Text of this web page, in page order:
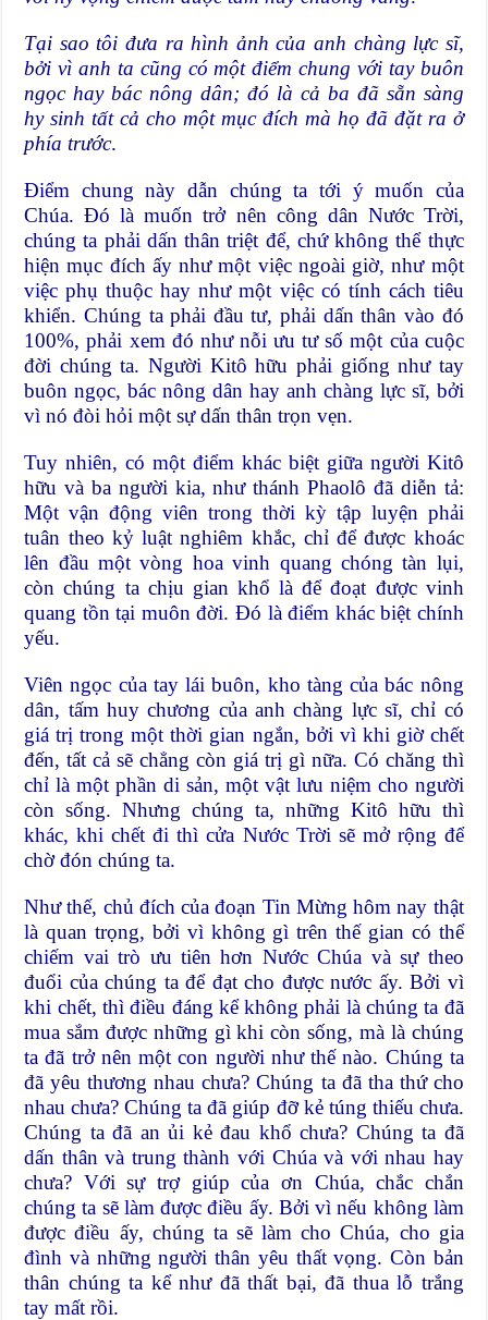
Tại sao tôi đưa ra hình ảnh của anh chàng lực sĩ,
bởi vì anh ta cũng có một điểm chung với tay buôn
ngọc hay bác nông dân; đó là cả ba đã sẵn sàng
hy sinh tất cả cho một mục đích mà họ đã đặt ra ở
phía trước.
Điểm chung này dẫn chúng ta tới ý muốn của
Chúa. Đó là muốn trở nên công dân Nước Trời,
chúng ta phải dấn thân triệt để, chứ không thể thực
hiện mục đích ấy như một việc ngoài giờ, như một
việc phụ thuộc hay như một việc có tính cách tiêu
khiển. Chúng ta phải đầu tư, phải dấn thân vào đó
100%, phải xem đó như nỗi ưu tư số một của cuộc
đời chúng ta. Người Kitô hữu phải giống như tay
buôn ngọc, bác nông dân hay anh chàng lực sĩ, bởi
vì nó đòi hỏi một sự dấn thân trọn vẹn.
Tuy nhiên, có một điểm khác biệt giữa người Kitô
hữu và ba người kia, như thánh Phaolô đã diễn tả:
Một vận động viên trong thời kỳ tập luyện phải
tuân theo kỷ luật nghiêm khắc, chỉ để được khoác
lên đầu một vòng hoa vinh quang chóng tàn lụi,
còn chúng ta chịu gian khổ là để đoạt được vinh
quang tồn tại muôn đời. Đó là điểm khác biệt chính
yếu.
Viên ngọc của tay lái buôn, kho tàng của bác nông
dân, tấm huy chương của anh chàng lực sĩ, chỉ có
giá trị trong một thời gian ngắn, bởi vì khi giờ chết
đến, tất cả sẽ chẳng còn giá trị gì nữa. Có chăng thì
chỉ là một phần di sản, một vật lưu niệm cho người
còn sống. Nhưng chúng ta, những Kitô hữu thì
khác, khi chết đi thì cửa Nước Trời sẽ mở rộng để
chờ đón chúng ta.
Như thế, chủ đích của đoạn Tin Mừng hôm nay thật
là quan trọng, bởi vì không gì trên thế gian có thể
chiếm vai trò ưu tiên hơn Nước Chúa và sự theo
đuổi của chúng ta để đạt cho được nước ấy. Bởi vì
khi chết, thì điều đáng kể không phải là chúng ta đã
mua sắm được những gì khi còn sống, mà là chúng
ta đã trở nên một con người như thế nào. Chúng ta
đã yêu thương nhau chưa? Chúng ta đã tha thứ cho
nhau chưa? Chúng ta đã giúp đỡ kẻ túng thiếu chưa.
Chúng ta đã an ủi kẻ đau khổ chưa? Chúng ta đã
dấn thân và trung thành với Chúa và với nhau hay
chưa? Với sự trợ giúp của ơn Chúa, chắc chắn
chúng ta sẽ làm được điều ấy. Bởi vì nếu không làm
được điều ấy, chúng ta sẽ làm cho Chúa, cho gia
đình và những người thân yêu thất vọng. Còn bản
thân chúng ta kể như đã thất bại, đã thua lỗ trắng
tay mất rồi.